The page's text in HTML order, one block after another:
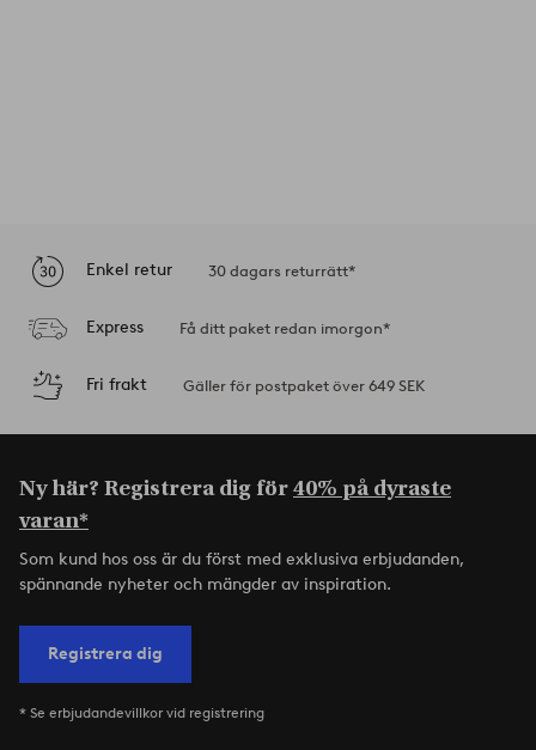
Enkel retur 30 dagars returrätt*
Express Få ditt paket redan imorgon*
Fri frakt Gäller för postpaket över 649 SEK
Ny här? Registrera dig för40% på dyraste
varan*
Som kund hos oss är du först med exklusiva erbjudanden,
spännande nyheter och mängder av inspiration.
Registrera dig
* Se erbjudandevillkor vid registrering